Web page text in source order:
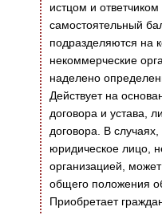
истцом и
самостоятельный
подразделяются на
некоммерческие
наделено
Действует на
договора и устава,
договора. В
юридическое лицо,
организацией,
общего положения
Приобретает